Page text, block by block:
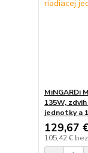
MiNGARDi
135W,
jednotky a
129,67
105,42 €